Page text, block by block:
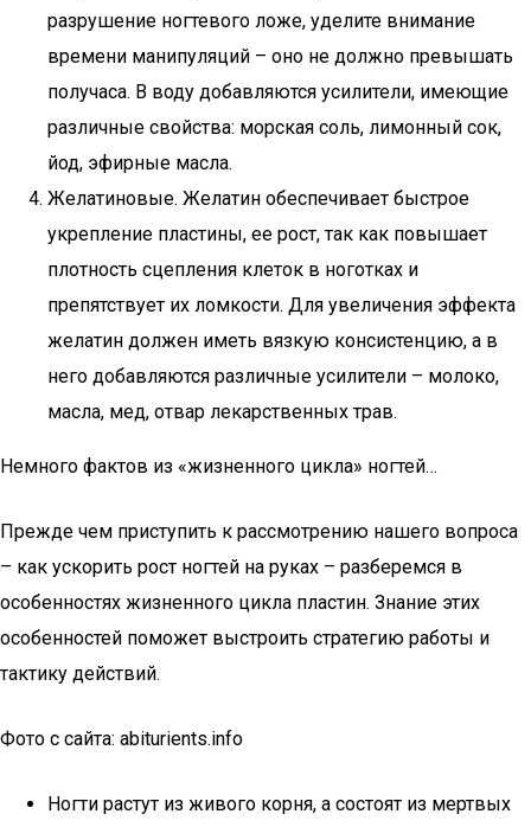
разрушение ногтевого ложе, уделите внимание
времени манипуляций – оно не должно превышать
получаса. В воду добавляются усилители, имеющие
различные свойства: морская соль, лимонный сок,
йод, эфирные масла.
Желатиновые. Желатин обеспечивает быстрое
укрепление пластины, ее рост, так как повышает
плотность сцепления клеток в ноготках и
препятствует их ломкости. Для увеличения эффекта
желатин должен иметь вязкую консистенцию, а в
него добавляются различные усилители – молоко,
масла, мед, отвар лекарственных трав.
Немного фактов из «жизненного цикла» ногтей…
Прежде чем приступить к рассмотрению нашего вопроса
– как ускорить рост ногтей на руках – разберемся в
особенностях жизненного цикла пластин. Знание этих
особенностей поможет выстроить стратегию работы и
тактику действий.
Фото с сайта: abiturients.info
Ногти растут из живого корня, а состоят из мертвых